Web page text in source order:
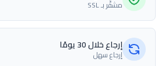
مشفّر بـ SSL
إرجاع خلال 30 يومًا
إرجاع سهل